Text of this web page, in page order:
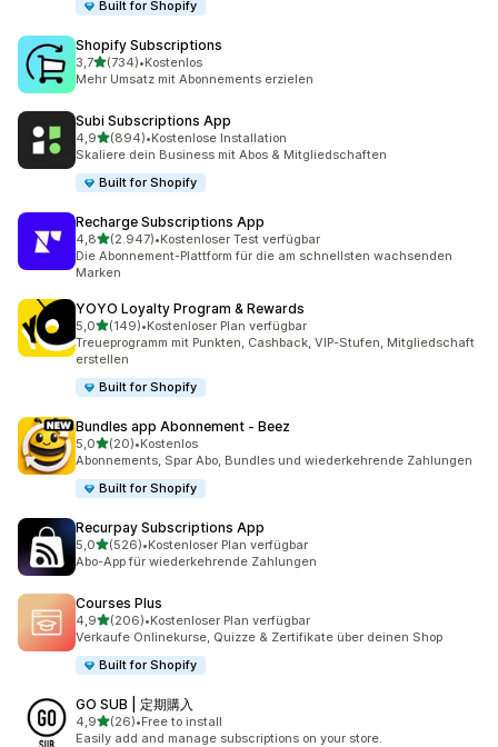
Built for Shopify
Shopify Subscriptions
3,7von 5 Sternen
(734)
734 Rezensionen insgesamt
•Kostenlos
Mehr Umsatz mit Abonnements erzielen
Subi Subscriptions App
4,9von 5 Sternen
(894)
894 Rezensionen insgesamt
•Kostenlose Installation
Skaliere dein Business mit Abos & Mitgliedschaften
Built for Shopify
Recharge Subscriptions App
4,8von 5 Sternen
(2.947)
2947 Rezensionen insgesamt
•Kostenloser Test verfügbar
Die Abonnement-Plattform für die am schnellsten wachsenden
Marken
YOYO Loyalty Program & Rewards
5,0von 5 Sternen
(149)
149 Rezensionen insgesamt
•Kostenloser Plan verfügbar
Treueprogramm mit Punkten, Cashback, VIP-Stufen, Mitgliedschaft
erstellen
Built for Shopify
Bundles app Abonnement ‑ Beez
5,0von 5 Sternen
(20)
20 Rezensionen insgesamt
•Kostenlos
Abonnements, Spar Abo, Bundles und wiederkehrende Zahlungen
Built for Shopify
Recurpay Subscriptions App
5,0von 5 Sternen
(526)
526 Rezensionen insgesamt
•Kostenloser Plan verfügbar
Abo-App für wiederkehrende Zahlungen
Courses Plus
4,9von 5 Sternen
(206)
206 Rezensionen insgesamt
•Kostenloser Plan verfügbar
Verkaufe Onlinekurse, Quizze & Zertifikate über deinen Shop
Built for Shopify
GO SUB | 定期購入
4,9von 5 Sternen
(26)
26 Rezensionen insgesamt
•Free to install
Easily add and manage subscriptions on your store.